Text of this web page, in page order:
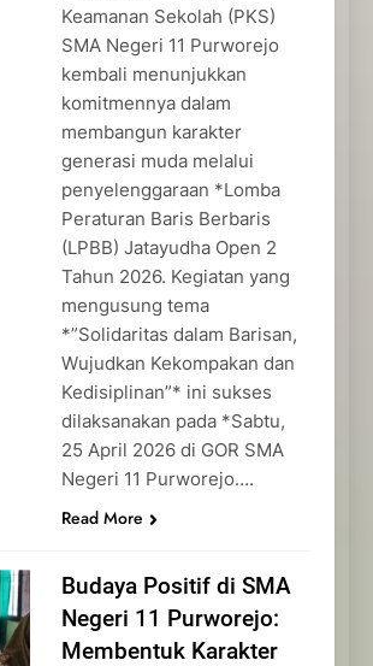
Keamanan Sekolah (PKS)
SMA Negeri 11 Purworejo
kembali menunjukkan
komitmennya dalam
membangun karakter
generasi muda melalui
penyelenggaraan *Lomba
Peraturan Baris Berbaris
(LPBB) Jatayudha Open 2
Tahun 2026. Kegiatan yang
mengusung tema
*”Solidaritas dalam Barisan,
Wujudkan Kekompakan dan
Kedisiplinan”* ini sukses
dilaksanakan pada *Sabtu,
25 April 2026 di GOR SMA
Negeri 11 Purworejo….
Read More
Budaya Positif di SMA
Negeri 11 Purworejo:
Membentuk Karakter